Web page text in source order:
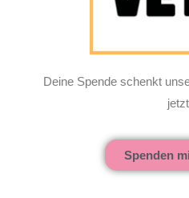
Deine Spende schenkt
Spenden